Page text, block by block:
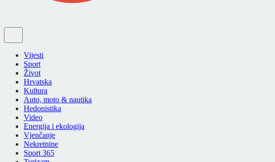
Vijesti
Sport
Život
Hrvatska
Kultura
Auto, moto & nautika
Hedonistika
Video
Energija i ekologija
Vjenčanje
Nekretnine
Sport 365